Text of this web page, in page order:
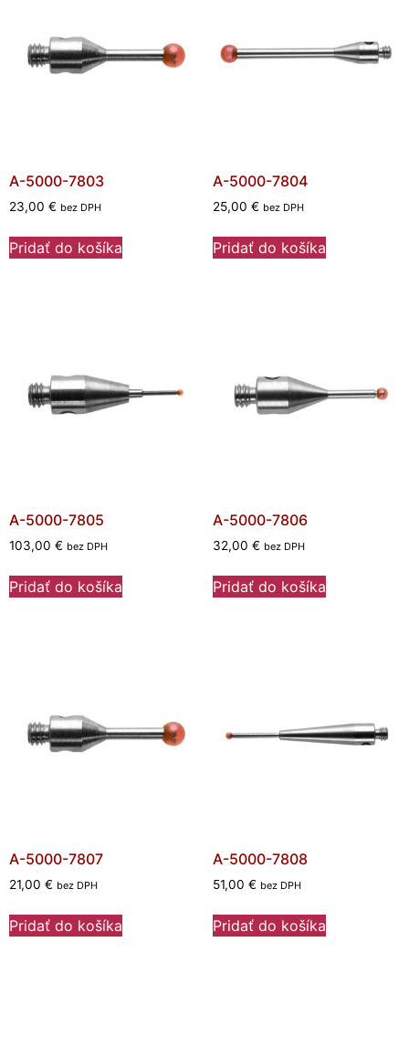
A-5000-7803
23,00 € bez DPH
Pridať do košíka
A-5000-7804
25,00 € bez DPH
Pridať do košíka
A-5000-7805
103,00 € bez DPH
Pridať do košíka
A-5000-7806
32,00 € bez DPH
Pridať do košíka
A-5000-7807
21,00 € bez DPH
Pridať do košíka
A-5000-7808
51,00 € bez DPH
Pridať do košíka